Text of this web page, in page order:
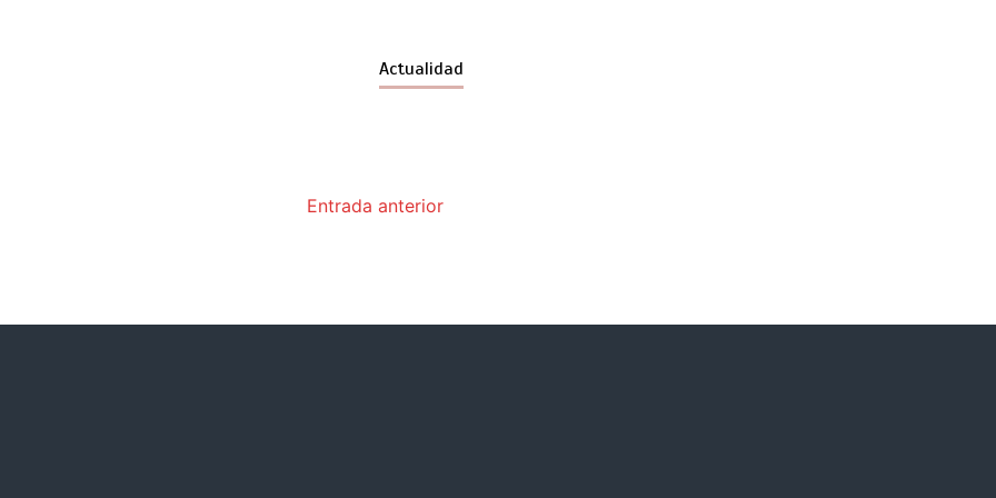
Actualidad
Entrada anterior